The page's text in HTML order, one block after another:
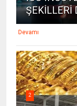
ŞEKİLLERİ
Devamı
2